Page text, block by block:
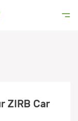
ZIRB Car